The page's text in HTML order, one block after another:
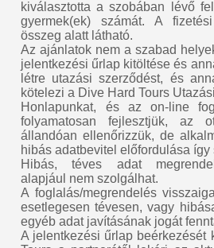
kiválasztotta a szobában lévő
gyermek(ek) számát. A
összeg alatt látható.
Az ajánlatok nem a szabad
jelentkezési űrlap kitöltése és
létre utazási szerződést, és
kötelezi a Dive Hard Tours
Honlapunkat, és az on-line
folyamatosan fejlesztjük, az
állandóan ellenőrizzük, de
hibás adatbevitel előfordulása így
Hibás, téves adat
alapjául nem szolgálhat.
A foglalás/megrendelés
esetlegesen tévesen, vagy
egyéb adat javításának jogát
A jelentkezési űrlap beérkezését